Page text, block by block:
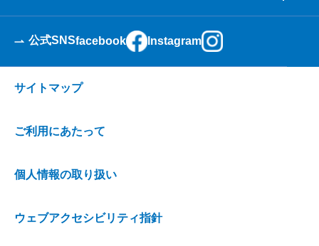
公式SNSfacebook Instagram
サイトマップ
ご利用にあたって
個人情報の取り扱い
ウェブアクセシビリティ指針